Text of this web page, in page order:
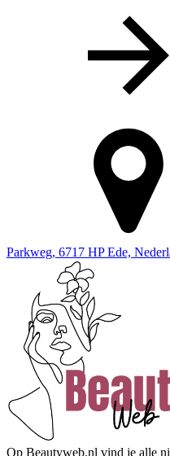
Parkweg, 6717 HP Ede,
Op Beautyweb.nl vind je alle